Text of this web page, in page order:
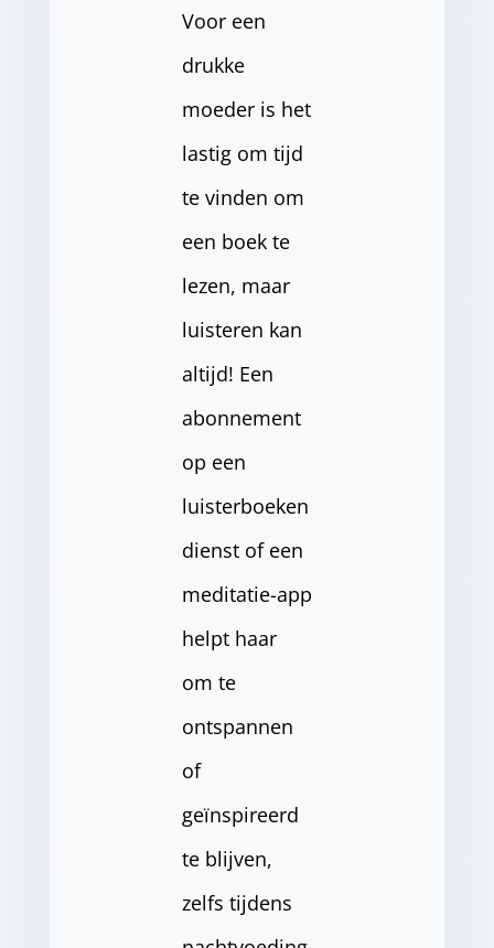
Voor een
drukke
moeder is het
lastig om tijd
te vinden om
een boek te
lezen, maar
luisteren kan
altijd! Een
abonnement
op een
luisterboeken
dienst of een
meditatie-app
helpt haar
om te
ontspannen
of
geïnspireerd
te blijven,
zelfs tijdens